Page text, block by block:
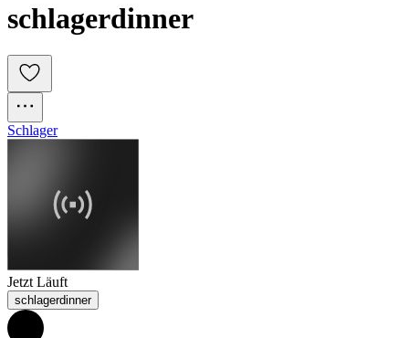
schlagerdinner
Schlager
Jetzt Läuft
schlagerdinner